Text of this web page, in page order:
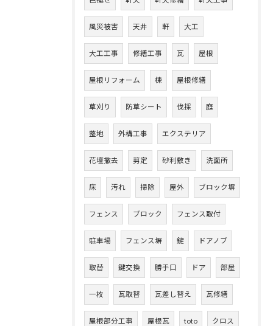
風災被害 天井 軒 大工
大工工事 修繕工事 瓦 屋根
屋根リフォーム 棟 屋根修繕
草刈り 防草シート 伐採 庭
整地 外構工事 エクステリア
花壇撤去 剪定 砂利敷き 洗面所
床 汚れ 掃除 屋外 ブロック塀
フェンス ブロック フェンス取付
駐車場 フェンス塀 鍵 ドアノブ
取替 鍵交換 勝手口 ドア 部屋
一枚 瓦取替 瓦差し替え 瓦修繕
屋根部分工事 屋根瓦 toto クロス